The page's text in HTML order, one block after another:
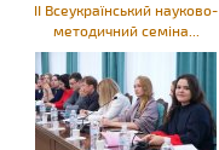
ІІ Всеукраїнський науково-
методичний семіна...